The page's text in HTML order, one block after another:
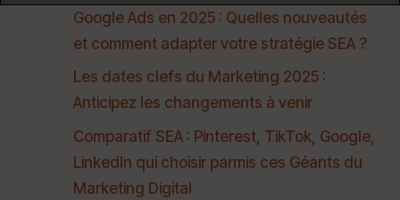
Google Ads en 2025 : Quelles nouveautés
et comment adapter votre stratégie SEA ?
Les dates clefs du Marketing 2025 :
Anticipez les changements à venir
Comparatif SEA : Pinterest, TikTok, Google,
LinkedIn qui choisir parmis ces Géants du
Marketing Digital